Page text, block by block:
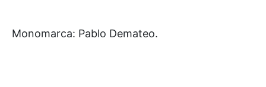
Monomarca: Pablo Demateo.